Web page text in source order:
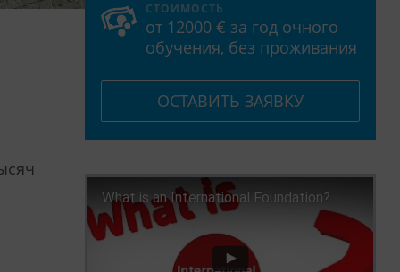
СТОИМОСТЬ
от 12000 € за год очного
обучения, без проживания
ОСТАВИТЬ ЗАЯВКУ
What is an International Foundation?